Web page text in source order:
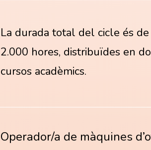
La durada total del cicle és de
2.000 hores, distribuïdes en
cursos acadèmics.
Operador/a de màquines